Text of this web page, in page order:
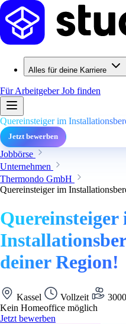
Alles für deine Karriere
Für ArbeitgeberJob finden
Quereinsteiger im
Jetzt bewerben
Jobbörse
Unternehmen
Thermondo GmbH
Quereinsteiger im
Quereinsteiger
deiner Region!
Kassel Vollzeit
Kein Homeoffice möglich
Jetzt bewerben